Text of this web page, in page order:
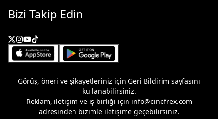
Bizi Takip Edin
Görüş, öneri ve şikayetleriniz için Geri Bildirim sayfasını
kullanabilirsiniz.
Reklam, iletişim ve iş birliği için info@cinefrex.com
adresinden bizimle iletişime geçebilirsiniz.